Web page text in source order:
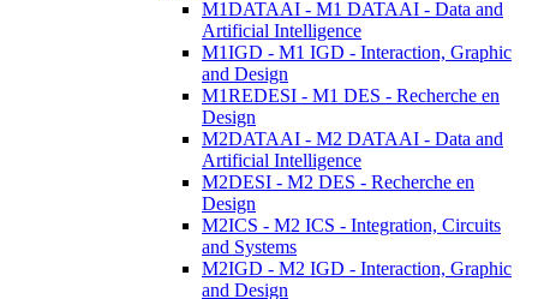
M1DATAAI - M1 DATAAI - Data and
Artificial Intelligence
M1IGD - M1 IGD - Interaction, Graphic
and Design
M1REDESI - M1 DES - Recherche en
Design
M2DATAAI - M2 DATAAI - Data and
Artificial Intelligence
M2DESI - M2 DES - Recherche en
Design
M2ICS - M2 ICS - Integration, Circuits
and Systems
M2IGD - M2 IGD - Interaction, Graphic
and Design